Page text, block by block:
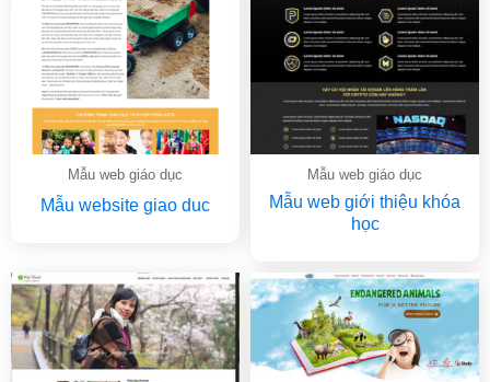
Mẫu web giáo dục
Mẫu website giao duc
Mẫu web giáo dục
Mẫu web giới thiệu khóa
học